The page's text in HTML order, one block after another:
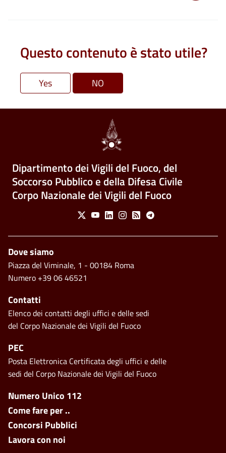
Questo contenuto è stato utile?
Dipartimento dei Vigili del Fuoco, del
Soccorso Pubblico e della Difesa Civile
Corpo Nazionale dei Vigili del Fuoco
Social Menu
X YoutubeLinkedinInstagram
Feed Telegram
Footer side menu
Numero Unico 112
Come fare per ..
Concorsi Pubblici
Lavora con noi
Piè di pagina
Dove siamo
Piazza del Viminale, 1 - 00184 Roma
Numero +39 06 46521
Contatti
Elenco dei contatti degli uffici e delle sedi
del Corpo Nazionale dei Vigili del Fuoco
PEC
Posta Elettronica Certificata degli uffici e delle
sedi del Corpo Nazionale dei Vigili del Fuoco